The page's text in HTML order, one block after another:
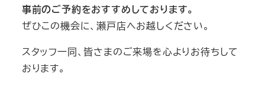
事前のご予約をおすすめしております。
ぜひこの機会に、瀬戸店へお越しください。
スタッフ一同、皆さまのご来場を心よりお待ちして
おります。